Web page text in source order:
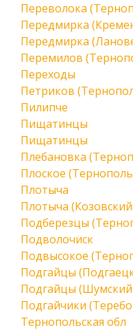
Переволока
Передмирка
Передмирка
Перемилов
Переходы
Петриков
Пилипче
Пищатинцы
Пищатинцы
Плебановка
Плоское
Плотыча
Плотыча
Подберезцы
Подволочиск
Подвысокое
Подгайцы
Подгайцы
Подгайчики
Тернопольская обл